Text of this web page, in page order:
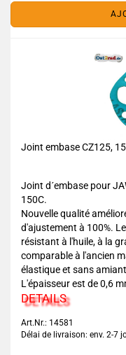
Joint embase CZ125,
Joint d´embase pour
150C.
Nouvelle qualité
d'ajustement à 100%.
résistant à l'huile, à la
comparable à l'ancien
élastique et sans
L'épaisseur est de 0,6
DETAILS
Art.Nr.: 14581
Délai de livraison: env. 2-7